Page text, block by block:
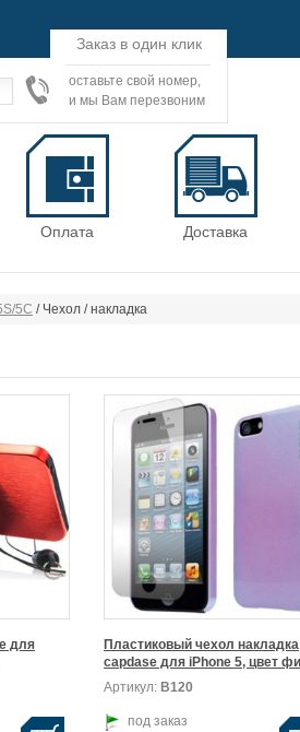
Заказ в один клик
оставьте свой номер,
и мы Вам перезвоним
Оплата Доставка
5С / Чехол / накладка
для
Пластиковый чехол накладка
Артикул: В120
под заказ